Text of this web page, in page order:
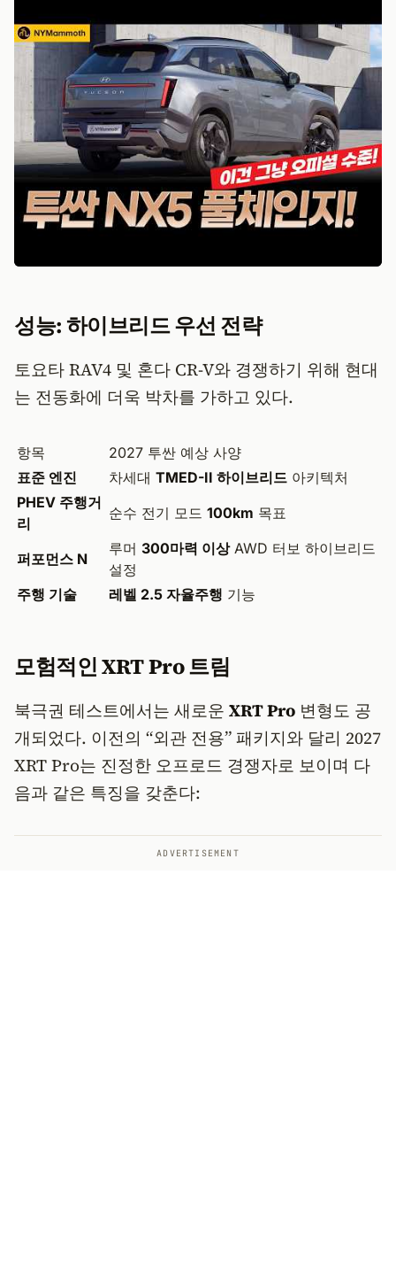
성능: 하이브리드 우선 전략
토요타 RAV4 및 혼다 CR-V와 경쟁하기 위해 현대
는 전동화에 더욱 박차를 가하고 있다.
항목
2027 투싼 예상 사양
표준 엔진
차세대 TMED-II 하이브리드 아키텍처
PHEV 주행거
리
순수 전기 모드 100km 목표
퍼포먼스 N
루머 300마력 이상AWD 터보 하이브리드
설정
주행 기술
레벨 2.5 자율주행 기능
모험적인 XRT Pro 트림
북극권 테스트에서는 새로운 XRT Pro 변형도 공
개되었다. 이전의 “외관 전용” 패키지와 달리 2027
XRT Pro는 진정한 오프로드 경쟁자로 보이며 다
음과 같은 특징을 갖춘다:
ADVERTISEMENT